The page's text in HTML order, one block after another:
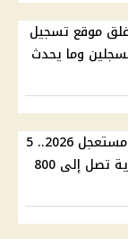
2026..موعد غلق موقع تسجيل
وما يحدث
استخراج بطاقة الرقم القومي مستعجل 2026.. 5
فئات تبدأ من 50 جنيهًا والفورية تصل إلى 800